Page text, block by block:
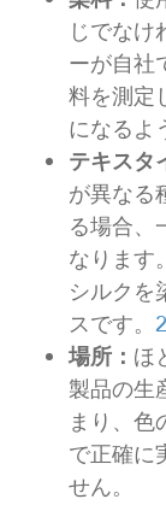
じでなけ
ーが自社
料を測定
になるよ
テキスタ
が異なる
る場合、
なります
シルクを
スです。 2
場所： ほ
製品の生
まり、色
で正確に
せん。